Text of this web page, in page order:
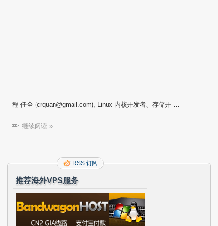
程 任全 (crquan@gmail.com), Linux 内核开发者、存储开 …
继续阅读 »
RSS 订阅
推荐海外VPS服务